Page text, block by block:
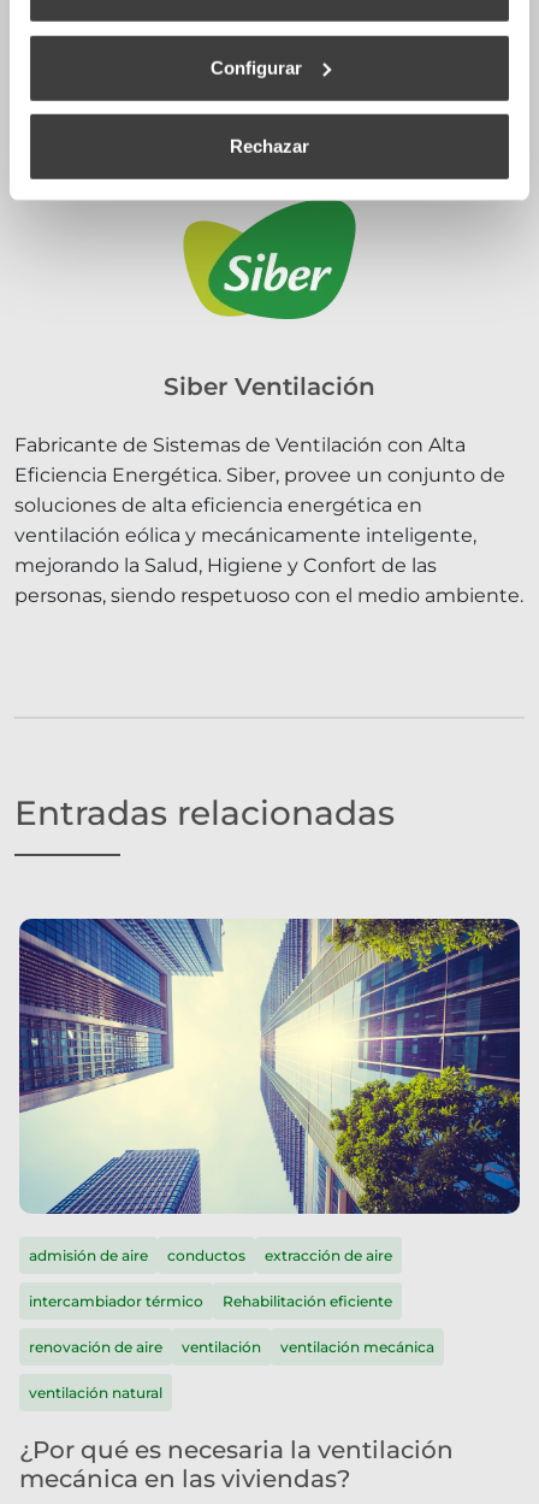
Configurar
Rechazar
Siber Ventilación
Fabricante de Sistemas de Ventilación con Alta
Eficiencia Energética. Siber, provee un conjunto de
soluciones de alta eficiencia energética en
ventilación eólica y mecánicamente inteligente,
mejorando la Salud, Higiene y Confort de las
personas, siendo respetuoso con el medio ambiente.
Entradas relacionadas
admisión de aire conductos extracción de aire
intercambiador térmico Rehabilitación eficiente
renovación de aire ventilación ventilación mecánica
ventilación natural
¿Por qué es necesaria la ventilación
mecánica en las viviendas?